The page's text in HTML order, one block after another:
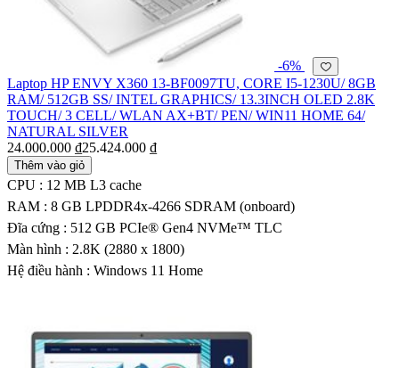
-6%
Laptop HP ENVY X360 13-BF0097TU, CORE I5-1230U/ 8GB
RAM/ 512GB SS/ INTEL GRAPHICS/ 13.3INCH OLED 2.8K
TOUCH/ 3 CELL/ WLAN AX+BT/ PEN/ WIN11 HOME 64/
NATURAL SILVER
24.000.000 ₫25.424.000 ₫
Thêm vào giỏ
CPU : 12 MB L3 cache
RAM : 8 GB LPDDR4x-4266 SDRAM (onboard)
Đĩa cứng : 512 GB PCIe® Gen4 NVMe™ TLC
Màn hình : 2.8K (2880 x 1800)
Hệ điều hành : Windows 11 Home